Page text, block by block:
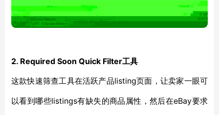
2. Required Soon Quick Filter工具
这款快速筛查工具在活跃产品listing页面，让卖家一眼可
以看到哪些listings有缺失的商品属性，然后在eBay要求